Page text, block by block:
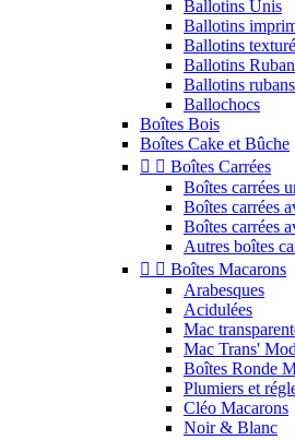
Ballotins Unis
Ballotins
Ballotins
Ballotins
Ballotins
Ballochocs
Boîtes Bois
Boîtes Cake et Bûche
  Boîtes Carrées
Boîtes carrées
Boîtes carrées
Boîtes carrées
Autres boîtes
  Boîtes Macarons
Arabesques
Acidulées
Mac
Mac Trans'
Boîtes Ronde
Plumiers et
Cléo Macarons
Noir & Blanc